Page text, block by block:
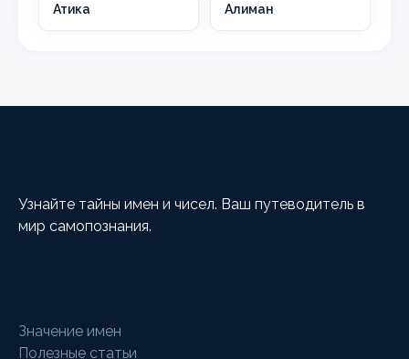
Атика Алиман
Узнайте тайны имен и чисел. Ваш путеводитель в
мир самопознания.
Значение имен
Полезные статьи